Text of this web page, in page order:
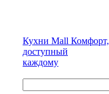
Кухни Mall Комфорт,
доступный
каждому